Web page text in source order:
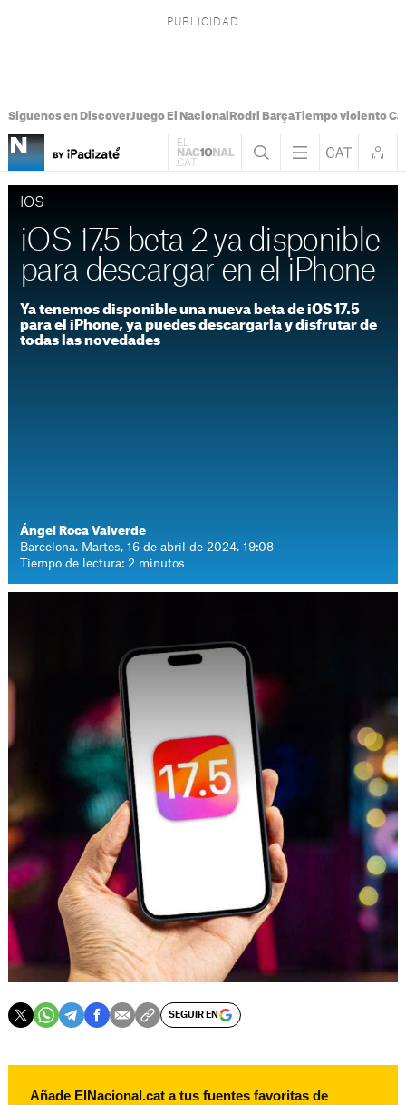
Síguenos en DiscoverJuego El Nacional Rodri BarçaTiempo violento
IOS
iOS 17.5 beta 2 ya disponible
para descargar en el iPhone
Ya tenemos disponible una nueva beta de iOS 17.5
para el iPhone, ya puedes descargarla y disfrutar de
todas las novedades
Ángel Roca Valverde
Barcelona. Martes, 16 de abril de 2024. 19:08
Tiempo de lectura: 2 minutos
SEGUIR EN
Añade ElNacional.cat a tus fuentes favoritas de